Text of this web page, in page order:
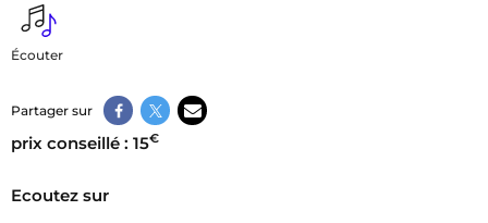
Écouter
Partager sur
prix conseillé : 15€
Ecoutez sur